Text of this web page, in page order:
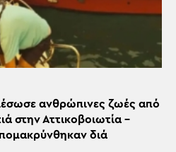
ανθρώπινες ζωές από
στην Αττικοβοιωτία –
διά